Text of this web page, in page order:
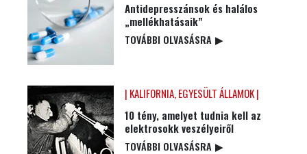
Antidepresszánsok és halálos
„mellékhatásaik”
TOVÁBBI OLVASÁSRA ▶
| KALIFORNIA, EGYESÜLT ÁLLAMOK |
10 tény, amelyet tudnia kell az
elektrosokk veszélyeiről
TOVÁBBI OLVASÁSRA ▶